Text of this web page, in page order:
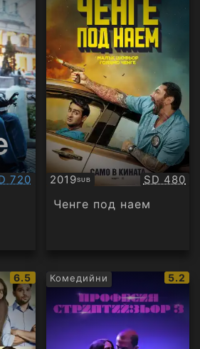
720 2019SUB
Субтитри SD 480
Ченге под наем
IMDb
рейтинг:
6.5 Комедийни
IMDb
5.2